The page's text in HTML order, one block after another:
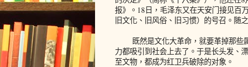
报》。18日，毛泽东又在天安门接见百
旧文化、旧风俗、旧习惯）的号召。随
既然是文化大革命，就要革掉那些
力都吸引到社会上去了。于是长头发、
至文物，都成为红卫兵破除的对象。